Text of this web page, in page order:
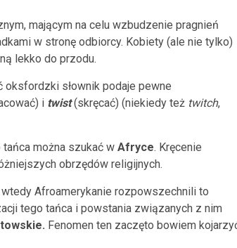
mającym na celu wzbudzenie pragnień
w stronę odbiorcy. Kobiety (ale nie tylko)
lekko do przodu.
oksfordzki słownik podaje pewne
i twist (skręcać) (niekiedy też twitch,
można szukać w Afryce. Kręcenie
obrzędów religijnych.
wtedy Afroamerykanie rozpowszechnili to
tego tańca i powstania związanych z nim
Fenomen ten zaczęto bowiem